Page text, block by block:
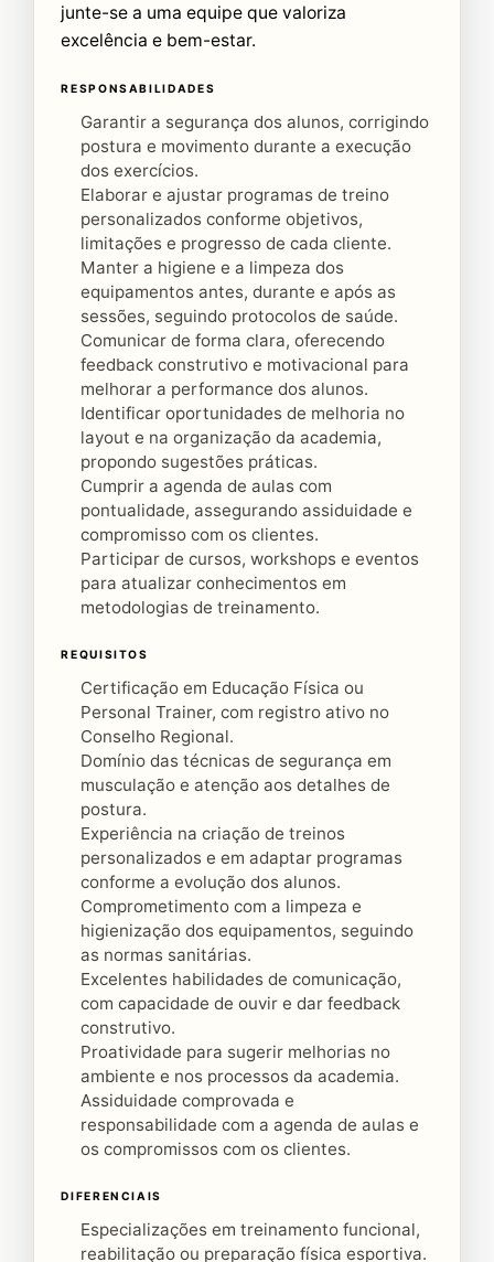
junte-se a uma equipe que valoriza
excelência e bem-estar.
RESPONSABILIDADES
Garantir a segurança dos alunos, corrigindo
postura e movimento durante a execução
dos exercícios.
Elaborar e ajustar programas de treino
personalizados conforme objetivos,
limitações e progresso de cada cliente.
Manter a higiene e a limpeza dos
equipamentos antes, durante e após as
sessões, seguindo protocolos de saúde.
Comunicar de forma clara, oferecendo
feedback construtivo e motivacional para
melhorar a performance dos alunos.
Identificar oportunidades de melhoria no
layout e na organização da academia,
propondo sugestões práticas.
Cumprir a agenda de aulas com
pontualidade, assegurando assiduidade e
compromisso com os clientes.
Participar de cursos, workshops e eventos
para atualizar conhecimentos em
metodologias de treinamento.
REQUISITOS
Certificação em Educação Física ou
Personal Trainer, com registro ativo no
Conselho Regional.
Domínio das técnicas de segurança em
musculação e atenção aos detalhes de
postura.
Experiência na criação de treinos
personalizados e em adaptar programas
conforme a evolução dos alunos.
Comprometimento com a limpeza e
higienização dos equipamentos, seguindo
as normas sanitárias.
Excelentes habilidades de comunicação,
com capacidade de ouvir e dar feedback
construtivo.
Proatividade para sugerir melhorias no
ambiente e nos processos da academia.
Assiduidade comprovada e
responsabilidade com a agenda de aulas e
os compromissos com os clientes.
DIFERENCIAIS
Especializações em treinamento funcional,
reabilitação ou preparação física esportiva.